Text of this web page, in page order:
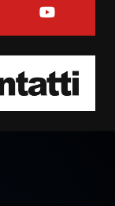
“Profonda
dal